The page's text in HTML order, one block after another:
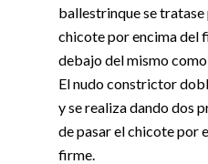
ballestrinque se tratase
chicote por encima del
debajo del mismo
El nudo constrictor
y se realiza dando dos
de pasar el chicote por
firme.